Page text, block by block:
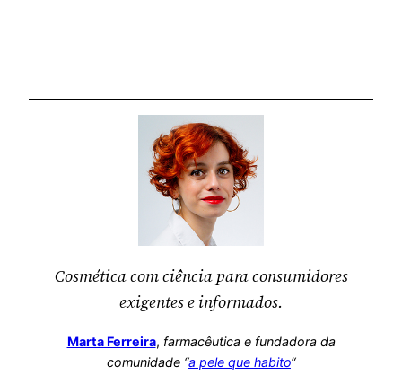
Cosmética com ciência para consumidores
exigentes e informados.
Marta Ferreira, farmacêutica e fundadora da
comunidade “a pele que habito“